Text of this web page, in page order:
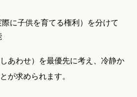
に子供を育てる権利）を分けて
あわせ）を最優先に考え、冷静か
が求められます。